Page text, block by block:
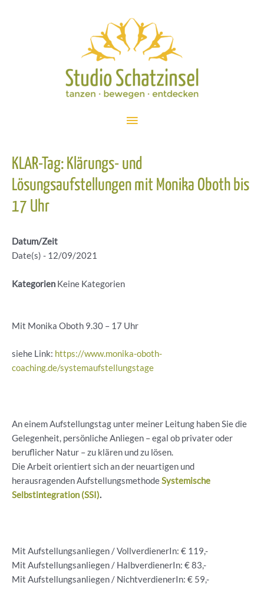
Hauptmenü
KLAR-Tag: Klärungs- und
Lösungsaufstellungen mit Monika Oboth bis
17 Uhr
Datum/Zeit
Date(s) - 12/09/2021
Kategorien Keine Kategorien
Mit Monika Oboth 9.30 – 17 Uhr
siehe Link: https://www.monika-oboth-
coaching.de/systemaufstellungstage
An einem Aufstellungstag unter meiner Leitung haben Sie die
Gelegenheit, persönliche Anliegen – egal ob privater oder
beruflicher Natur – zu klären und zu lösen.
Die Arbeit orientiert sich an der neuartigen und
herausragenden AufstellungsmethodeSystemische
Selbstintegration (SSI).
Mit Aufstellungsanliegen / VollverdienerIn: € 119,-
Mit Aufstellungsanliegen / HalbverdienerIn: € 83,-
Mit Aufstellungsanliegen / NichtverdienerIn: € 59,-